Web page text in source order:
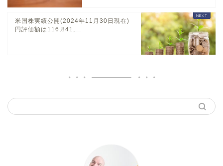
米国株実績公開(2024年11月30日現在)
円評価額は116,841,...